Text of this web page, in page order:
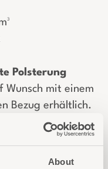
About
Polsterung
Wunsch mit einem
Bezug erhältlich.
Stoffen,
oder stellen